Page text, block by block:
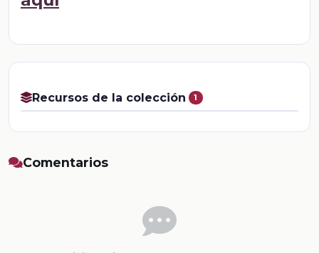
Recursos de la colección 1
Comentarios